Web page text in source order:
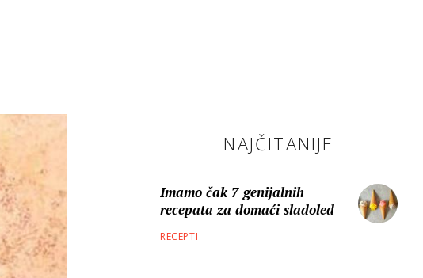
NAJČITANIJE
Imamo čak 7 genijalnih
recepata za domaći sladoled
RECEPTI